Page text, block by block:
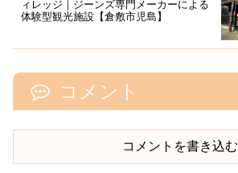
ィレッジ｜ジーンズ専門メーカーによる
体験型観光施設【倉敷市児島】
コメント
コメントを書き込む